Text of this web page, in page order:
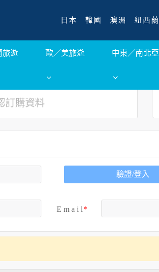
日本 韓國 澳洲 紐西蘭
旅遊 歐／美旅遊 中東／南北亞
訂購資料
驗證/登入
E m a i l